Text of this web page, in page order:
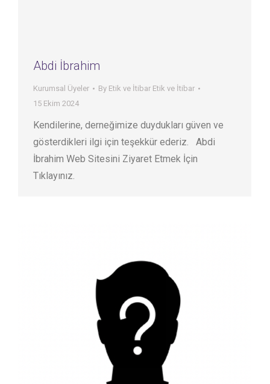
Abdi İbrahim
Kurumsal Üyeler By Etik ve İtibar Etik ve İtibar
15 Ekim 2024
Kendilerine, derneğimize duydukları güven ve
gösterdikleri ilgi için teşekkür ederiz. Abdi
İbrahim Web Sitesini Ziyaret Etmek İçin
Tıklayınız.